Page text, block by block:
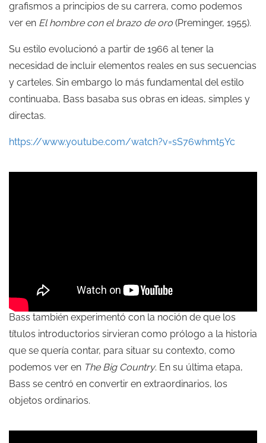
grafismos a principios de su carrera, como podemos
ver en El hombre con el brazo de oro (Preminger, 1955).
Su estilo evolucionó a partir de 1966 al tener la
necesidad de incluir elementos reales en sus secuencias
y carteles. Sin embargo lo más fundamental del estilo
continuaba, Bass basaba sus obras en ideas, simples y
directas.
https://www.youtube.com/watch?v=sS76whmt5Yc
Bass también experimentó con la noción de que los
títulos introductorios sirvieran como prólogo a la historia
que se quería contar, para situar su contexto, como
podemos ver en The Big Country. En su última etapa,
Bass se centró en convertir en extraordinarios, los
objetos ordinarios.